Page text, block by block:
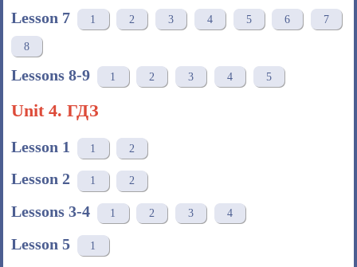
Lesson 7 1 2 3 4 5 6 7
8
Lessons 8-9 1 2 3 4 5
Unit 4. ГДЗ
Lesson 1 1 2
Lesson 2 1 2
Lessons 3-4 1 2 3 4
Lesson 5 1